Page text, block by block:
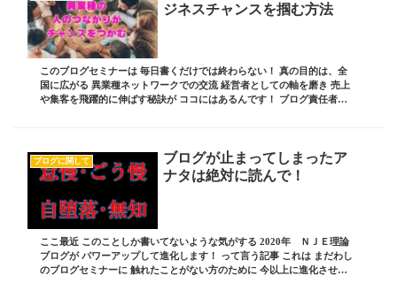
ジネスチャンスを掴む方法
このブログセミナーは 毎日書くだけでは終わらない！ 真の目的は、全
国に広がる 異業種ネットワークでの交流 経営者としての軸を磨き 売上
や集客を飛躍的に伸ばす秘訣が ココにはあるんです！ ブログ責任者の
ブログに関して
ブログが止まってしまったア
ナタは絶対に読んで！
ここ最近 このことしか書いてないような気がする 2020年 ＮＪＥ理論
ブログが パワーアップして進化します！ って言う記事 これは まだわし
のブログセミナーに 触れたことがない方のために 今以上に進化させ